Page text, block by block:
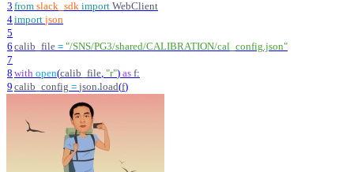
3 from slack_sdk import WebClient
4import json
5
6 calib_file = "/SNS/PG3/shared/CALIBRATION/cal_config.json"
7
8 with open(calib_file, "r") as f:
9 calib_config = json.load(f)